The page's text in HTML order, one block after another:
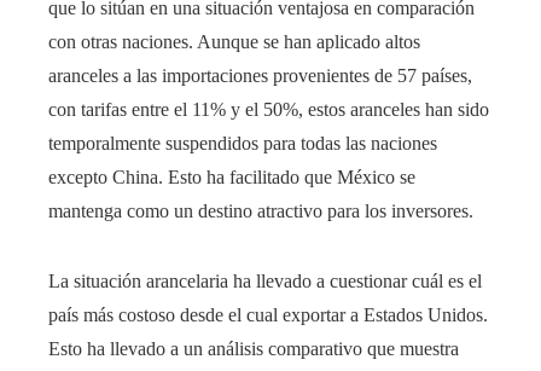
que lo sitúan en una situación ventajosa en comparación
con otras naciones. Aunque se han aplicado altos
aranceles a las importaciones provenientes de 57 países,
con tarifas entre el 11% y el 50%, estos aranceles han sido
temporalmente suspendidos para todas las naciones
excepto China. Esto ha facilitado que México se
mantenga como un destino atractivo para los inversores.
La situación arancelaria ha llevado a cuestionar cuál es el
país más costoso desde el cual exportar a Estados Unidos.
Esto ha llevado a un análisis comparativo que muestra